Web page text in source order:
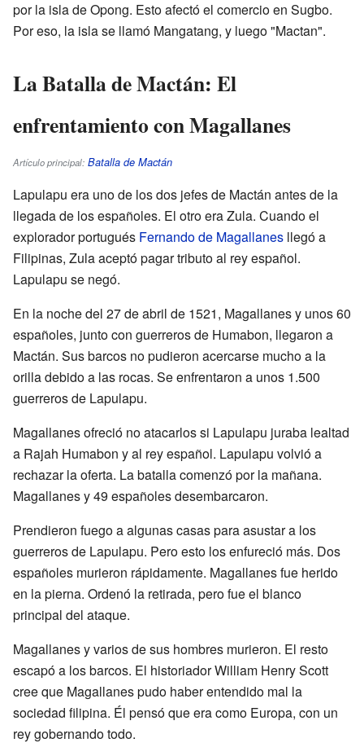
por la isla de Opong. Esto afectó el comercio en Sugbo.
Por eso, la isla se llamó Mangatang, y luego "Mactan".
La Batalla de Mactán: El
enfrentamiento con Magallanes
Artículo principal: Batalla de Mactán
Lapulapu era uno de los dos jefes de Mactán antes de la
llegada de los españoles. El otro era Zula. Cuando el
explorador portugués Fernando de Magallanes llegó a
Filipinas, Zula aceptó pagar tributo al rey español.
Lapulapu se negó.
En la noche del 27 de abril de 1521, Magallanes y unos 60
españoles, junto con guerreros de Humabon, llegaron a
Mactán. Sus barcos no pudieron acercarse mucho a la
orilla debido a las rocas. Se enfrentaron a unos 1.500
guerreros de Lapulapu.
Magallanes ofreció no atacarlos si Lapulapu juraba lealtad
a Rajah Humabon y al rey español. Lapulapu volvió a
rechazar la oferta. La batalla comenzó por la mañana.
Magallanes y 49 españoles desembarcaron.
Prendieron fuego a algunas casas para asustar a los
guerreros de Lapulapu. Pero esto los enfureció más. Dos
españoles murieron rápidamente. Magallanes fue herido
en la pierna. Ordenó la retirada, pero fue el blanco
principal del ataque.
Magallanes y varios de sus hombres murieron. El resto
escapó a los barcos. El historiador William Henry Scott
cree que Magallanes pudo haber entendido mal la
sociedad filipina. Él pensó que era como Europa, con un
rey gobernando todo.